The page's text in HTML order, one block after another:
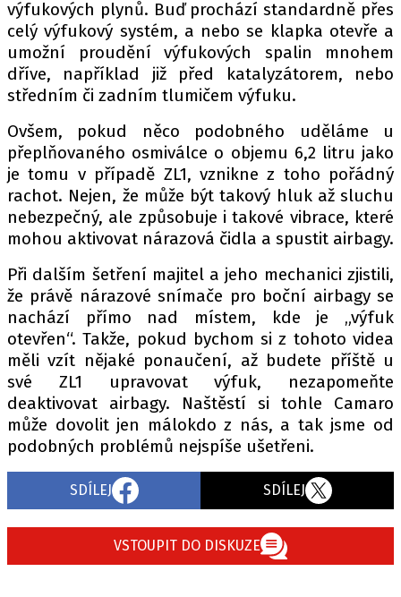
SLEDUJTE NÁS NA|
Máte příběh, fotku nebo video?
Pošlete e-mail na autoroad.cz
ETICKÝ KODEX
KONTAKT
VYDAVATEL
INZERCE
OSOBNÍ ÚDAJE / COOKIES
Provozovatelem serveru autoroad.cz je
INCORP MEDIA GROUP s.r.o., IČ: 118 23 054
výfukových plynů. Buď prochází standardně přes
celý výfukový systém, a nebo se klapka otevře a
umožní proudění výfukových spalin mnohem
dříve, například již před katalyzátorem, nebo
středním či zadním tlumičem výfuku.
Ovšem, pokud něco podobného uděláme u
přeplňovaného osmiválce o objemu 6,2 litru jako
je tomu v případě ZL1, vznikne z toho pořádný
rachot. Nejen, že může být takový hluk až sluchu
nebezpečný, ale způsobuje i takové vibrace, které
mohou aktivovat nárazová čidla a spustit airbagy.
Při dalším šetření majitel a jeho mechanici zjistili,
že právě nárazové snímače pro boční airbagy se
nachází přímo nad místem, kde je „výfuk
otevřen“. Takže, pokud bychom si z tohoto videa
měli vzít nějaké ponaučení, až budete příště u
své ZL1 upravovat výfuk, nezapomeňte
deaktivovat airbagy. Naštěstí si tohle Camaro
může dovolit jen málokdo z nás, a tak jsme od
podobných problémů nejspíše ušetřeni.
SDÍLEJ SDÍLEJ
VSTOUPIT DO DISKUZE